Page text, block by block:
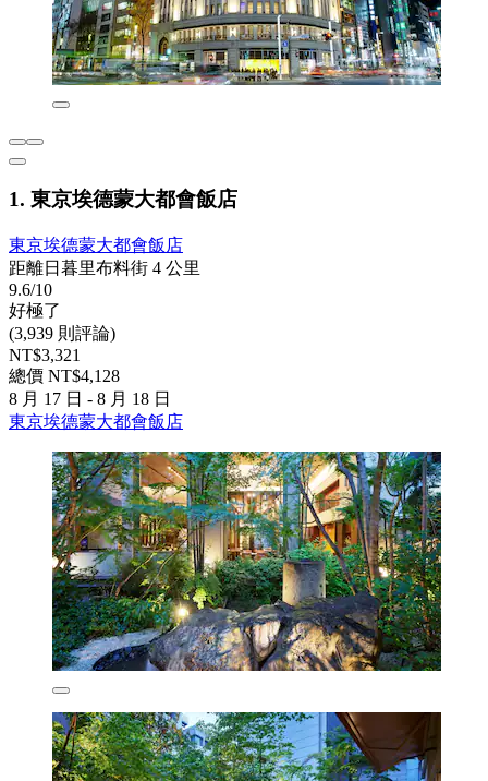
1. 東京埃德蒙大都會飯店
東京埃德蒙大都會飯店
距離日暮里布料街 4 公里
9.6/10
好極了
(3,939 則評論)
NT$3,321
總價 NT$4,128
8 月 17 日 - 8 月 18 日
東京埃德蒙大都會飯店